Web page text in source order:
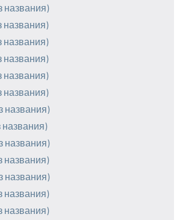
названия)
названия)
названия)
названия)
названия)
названия)
названия)
названия)
названия)
названия)
названия)
названия)
названия)